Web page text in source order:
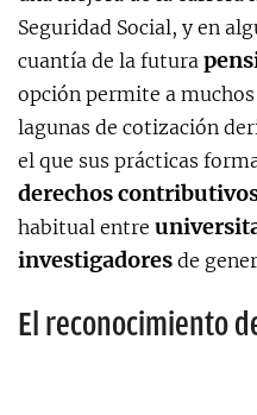
Seguridad Social, y en
cuantía de la futura
opción permite a
lagunas de cotización
el que sus prácticas
derechos
habitual entre
investigadores de
El reconocimiento